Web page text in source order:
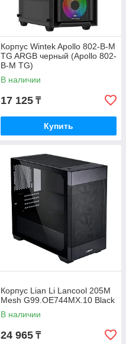
Корпус Wintek Apollo 802-B-M
TG ARGB черный (Apollo 802-
B-M TG)
В наличии
17 125 ₸
Купить
Корпус Lian Li Lancool 205M
Mesh G99.OE744MX.10 Black
В наличии
24 965 ₸